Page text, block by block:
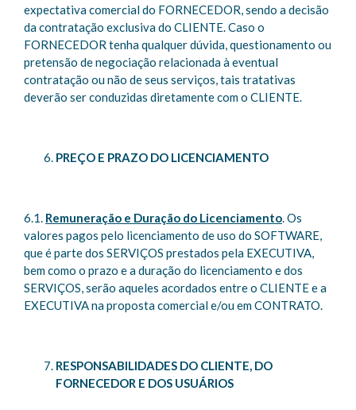
expectativa comercial do FORNECEDOR, sendo a decisão
da contratação exclusiva do CLIENTE. Caso o
FORNECEDOR tenha qualquer dúvida, questionamento ou
pretensão de negociação relacionada à eventual
contratação ou não de seus serviços, tais tratativas
deverão ser conduzidas diretamente com o CLIENTE.
PREÇO E PRAZO DO LICENCIAMENTO
6.1. Remuneração e Duração do Licenciamento. Os
valores pagos pelo licenciamento de uso do SOFTWARE,
que é parte dos SERVIÇOS prestados pela EXECUTIVA,
bem como o prazo e a duração do licenciamento e dos
SERVIÇOS, serão aqueles acordados entre o CLIENTE e a
EXECUTIVA na proposta comercial e/ou em CONTRATO.
RESPONSABILIDADES DO CLIENTE, DO
FORNECEDOR E DOS USUÁRIOS